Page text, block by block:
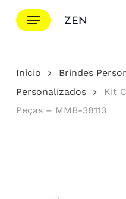
para
principal
Menu
Cotação
Início Brindes
Personalizados
Kit
Peças – MMB-38113